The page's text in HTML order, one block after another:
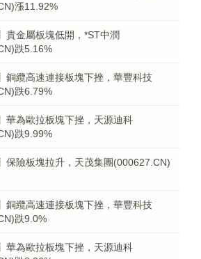
漲11.92%
貴金屬板塊低開，*ST中潤
跌5.16%
銅纜高速連接板塊下挫，華豐科技
跌6.79%
華為歐拉板塊下挫，天源迪科
跌9.99%
保險板塊拉升，天茂集團(000627.CN)
銅纜高速連接板塊下挫，華豐科技
跌9.0%
華為歐拉板塊下挫，天源迪科